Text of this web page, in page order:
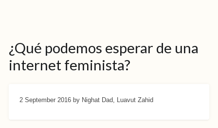
¿Qué podemos esperar de una
internet feminista?
2 September 2016 by Nighat Dad, Luavut Zahid